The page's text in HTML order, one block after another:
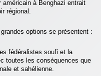
américain à Benghazi entrait
régional.
options se présentent :
fédéralistes soufi et la
toutes les conséquences que
et sahélienne.